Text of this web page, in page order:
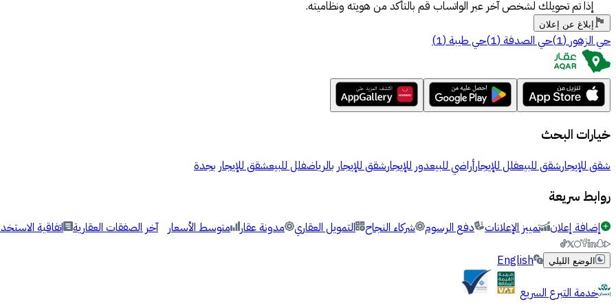
إذا تم تحويلك لشخص آخر عبر الواتساب قم بالتأكد من هويته ونظاميته.
إبلاغ عن إعلان
حي الزهور (
1
)حي الصدفة (
1
)حي طيبة (
1
)
خيارات البحث
شقق للإيجارشقق للبيعفلل للإيجارأراضي للبيعدور للإيجارشقق للإيجار بالرياضفلل للبيعشقق للإيجار بجدة
روابط سريعة
إضافة إعلان تمييز الإعلانات دفع الرسوم شركاء النجاح التمويل العقاري مدونة عقار متوسط الأسعار آخر الصفقات العقارية اتفاقية
الوضع الليلي
English
خدمة التبرع السريع